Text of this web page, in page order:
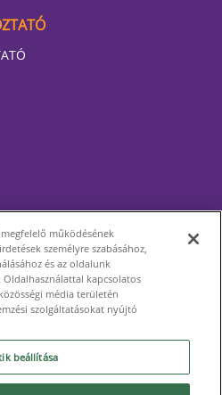
működésének
személyre szabásához,
és az oldalunk
Oldalhasználattal kapcsolatos
média területén
szolgáltatásokat nyújtó
beállítása